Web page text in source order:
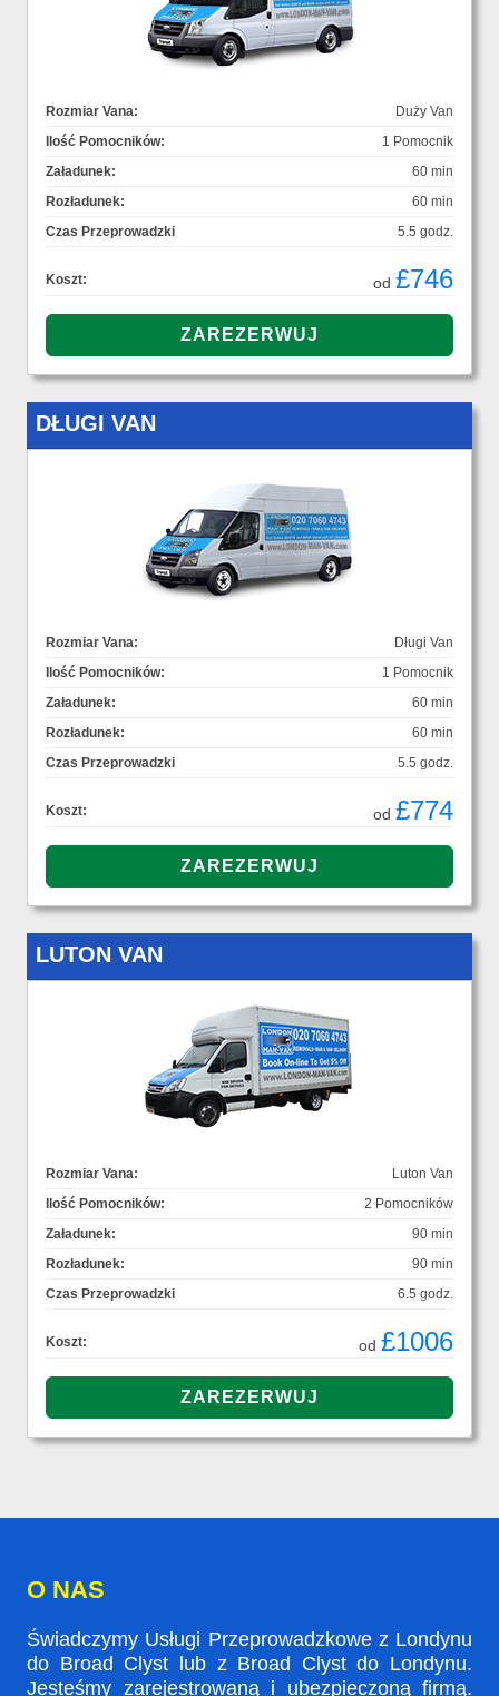
Rozmiar Vana:
Duży Van
Ilość Pomocników:
1 Pomocnik
Załadunek:
60 min
Rozładunek:
60 min
Czas Przeprowadzki
5.5 godz.
Koszt: od £746
DŁUGI VAN
Rozmiar Vana:
Długi Van
Ilość Pomocników:
1 Pomocnik
Załadunek:
60 min
Rozładunek:
60 min
Czas Przeprowadzki
5.5 godz.
Koszt: od £774
LUTON VAN
Rozmiar Vana:
Luton Van
Ilość Pomocników:
2 Pomocników
Załadunek:
90 min
Rozładunek:
90 min
Czas Przeprowadzki
6.5 godz.
Koszt: od £1006
O NAS
Świadczymy Usługi Przeprowadzkowe z Londynu
do Broad Clyst lub z Broad Clyst do Londynu.
Jesteśmy zarejestrowaną i ubezpieczoną firmą.